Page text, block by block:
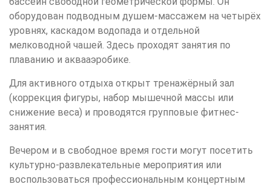
оборудован подводным душем-массажем на четырёх
уровнях, каскадом водопада и отдельной
мелководной чашей. Здесь проходят занятия по
плаванию и аквааэробике.
Для активного отдыха открыт тренажёрный зал
(коррекция фигуры, набор мышечной массы или
снижение веса) и проводятся групповые фитнес-
занятия.
Вечером и в свободное время гости могут посетить
культурно-развлекательные мероприятия или
воспользоваться профессиональным концертным